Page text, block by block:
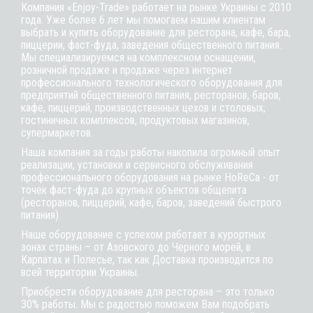
Компания «Enjoy-Trade» работает на рынке Украины с 2010
года. Уже более 6 лет мы помогаем нашим клиентам
выбрать и купить оборудование для ресторана, кафе, бара,
пиццерии, фаст-фуда, заведения общественного питания.
Мы специализируемся на комплексном оснащении,
розничной продаже и продаже через интернет
профессионального технологического оборудования для
предприятий общественного питания, ресторанов, баров,
кафе, пиццерий, производственных цехов и столовых,
гостиничных комплексов, продуктовых магазинов,
супермаркетов.
Наша компания за годы работы накопила огромный опыт
реализации, установки и сервисного обслуживания
профессионального оборудования на рынке HoReCa - от
точек фаст-фуда до крупных объектов общепита
(ресторанов, пиццерий, кафе, баров, заведений быстрого
питания)
Наше оборудование с успехом работает в курортных
зонах страны – от Азовского до Черного морей, в
Карпатах и Полесье, так как Доставка производится по
всей территории Украины.
Приобрести оборудование для ресторана – это только
30% работы. Мы с радостью поможем Вам подобрать